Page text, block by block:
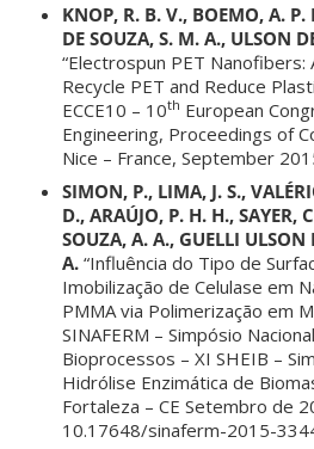
KNOP, R. B. V., BOEMO, A. P.
DE SOUZA, S. M. A., ULSON
“Electrospun PET
Recycle PET and Reduce
ECCE10 – 10th European
Engineering, Proceedings of
Nice – France, September
SIMON, P., LIMA, J. S.,
D., ARAÚJO, P. H. H., SAYER,
SOUZA, A. A., GUELLI ULSON
A. “Influência do Tipo de
Imobilização de Celulase em
PMMA via Polimerização em
SINAFERM – Simpósio
Bioprocessos – XI SHEIB –
Hidrólise Enzimática de
Fortaleza – CE Setembro de
10.17648/sinaferm-2015-